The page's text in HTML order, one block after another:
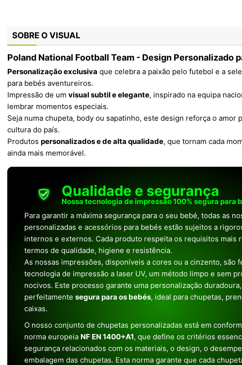
SOBRE O VISUAL
Poland National Football Team - Design Personalizado
Personalização exclusiva que celebra a paixão pelo futebol e a
para bebés aventureiros.
Impressão de um visual subtil e elegante, inspirado na equipa
lembrar momentos especiais.
Seja numa chupeta, body ou sapatinho, este design reforça o amor
cultura do país.
Produtos personalizados e de alta qualidade, que tornam cada
ainda mais memorável.
Qualidade e segurança
Nossa tecnologia de impressão 100% segura para
Para garantir a máxima segurança para o seu bebé, todas as
personalizadas e acessórios para bebés estão sujeitos a
internos e externos. Cada produto respeita os requisitos mais
termos de qualidade, higiene e resistência.
As nossas impressões, disponíveis a cores ou a cinzento, são
tecnologia de impressão a laser UV, um método limpo e sem
nocivos. Este processo garante uma personalização
perfeitamente segura para os bebés, ideal para chupetas,
caixas.
O nosso conjunto de chupetas personalizadas está em
norma europeia NF EN 1400+A1, que define os critérios
segurança relacionados com os materiais, o design, o
embalagem das chupetas. Esta norma garante que cada